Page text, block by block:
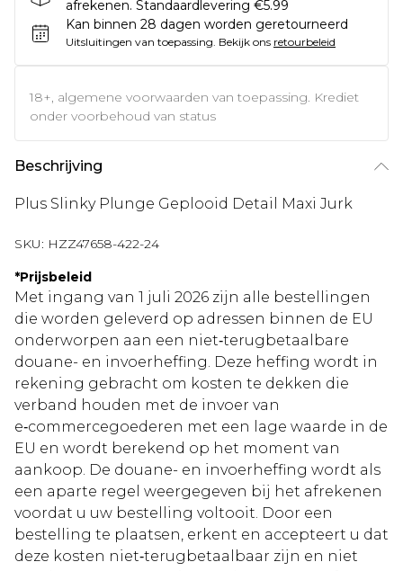
afrekenen. Standaardlevering €5.99
Kan binnen 28 dagen worden geretourneerd
Uitsluitingen van toepassing. Bekijk ons retourbeleid
18+, algemene voorwaarden van toepassing. Krediet
onder voorbehoud van status
Beschrijving
Plus Slinky Plunge Geplooid Detail Maxi Jurk
SKU: HZZ47658-422-24
*Prijsbeleid
Met ingang van 1 juli 2026 zijn alle bestellingen
die worden geleverd op adressen binnen de EU
onderworpen aan een niet‑terugbetaalbare
douane- en invoerheffing. Deze heffing wordt in
rekening gebracht om kosten te dekken die
verband houden met de invoer van
e‑commercegoederen met een lage waarde in de
EU en wordt berekend op het moment van
aankoop. De douane- en invoerheffing wordt als
een aparte regel weergegeven bij het afrekenen
voordat u uw bestelling voltooit. Door een
bestelling te plaatsen, erkent en accepteert u dat
deze kosten niet‑terugbetaalbaar zijn en niet